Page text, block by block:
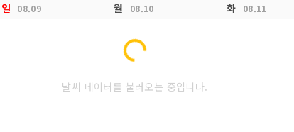
일 08.09 월 08.10 화 08.11
Loading...
날씨 데이터를 불러오는 중입니다.